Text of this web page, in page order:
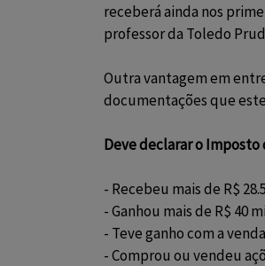
receberá ainda nos
professor da Toledo
Outra vantagem em
documentações que
Deve declarar o Imposto
- Recebeu mais de R$
- Ganhou mais de R$
- Teve ganho com a
- Comprou ou vendeu